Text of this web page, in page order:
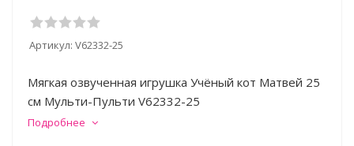
Артикул: V62332-25
Мягкая озвученная игрушка Учёный кот Матвей 25
см Мульти-Пульти V62332-25
Подробнее